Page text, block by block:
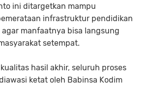
ini ditargetkan mampu
infrastruktur pendidikan
agar manfaatnya bisa langsung
setempat.
hasil akhir, seluruh proses
ketat oleh Babinsa Kodim